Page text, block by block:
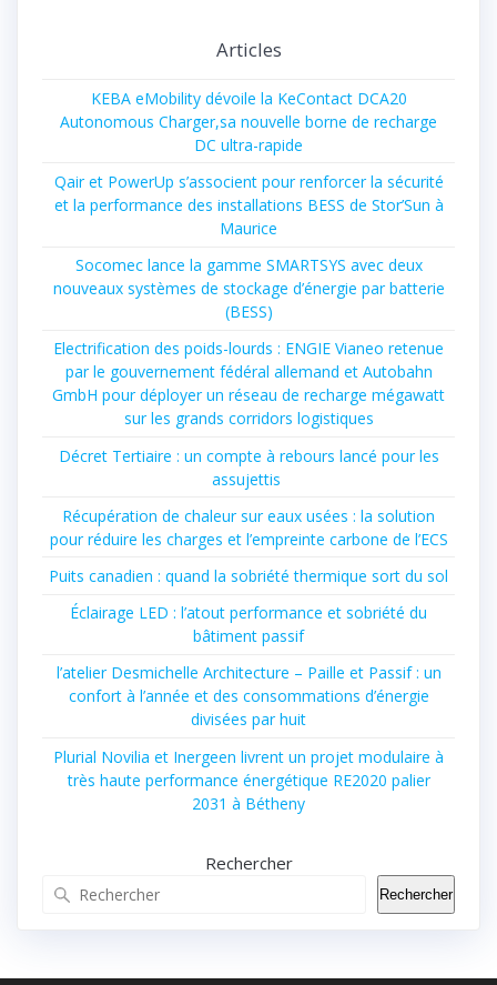
Articles
KEBA eMobility dévoile la KeContact DCA20
Autonomous Charger,sa nouvelle borne de recharge
DC ultra-rapide
Qair et PowerUp s’associent pour renforcer la sécurité
et la performance des installations BESS de Stor’Sun à
Maurice
Socomec lance la gamme SMARTSYS avec deux
nouveaux systèmes de stockage d’énergie par batterie
(BESS)
Electrification des poids-lourds : ENGIE Vianeo retenue
par le gouvernement fédéral allemand et Autobahn
GmbH pour déployer un réseau de recharge mégawatt
sur les grands corridors logistiques
Décret Tertiaire : un compte à rebours lancé pour les
assujettis
Récupération de chaleur sur eaux usées : la solution
pour réduire les charges et l’empreinte carbone de l’ECS
Puits canadien : quand la sobriété thermique sort du sol
Éclairage LED : l’atout performance et sobriété du
bâtiment passif
l’atelier Desmichelle Architecture – Paille et Passif : un
confort à l’année et des consommations d’énergie
divisées par huit
Plurial Novilia et Inergeen livrent un projet modulaire à
très haute performance énergétique RE2020 palier
2031 à Bétheny
Rechercher
Rechercher